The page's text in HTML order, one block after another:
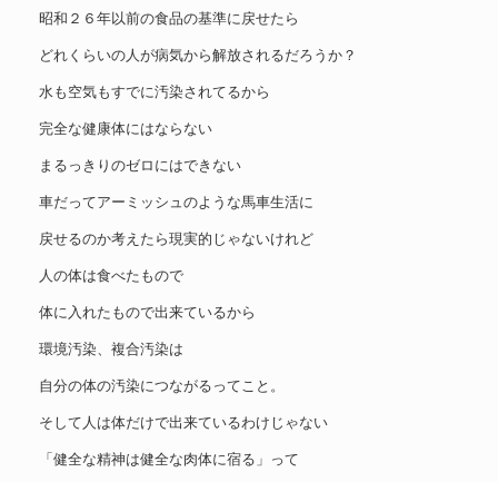
昭和２６年以前の食品の基準に戻せたら
どれくらいの人が病気から解放されるだろうか？
水も空気もすでに汚染されてるから
完全な健康体にはならない
まるっきりのゼロにはできない
車だってアーミッシュのような馬車生活に
戻せるのか考えたら現実的じゃないけれど
人の体は食べたもので
体に入れたもので出来ているから
環境汚染、複合汚染は
自分の体の汚染につながるってこと。
そして人は体だけで出来ているわけじゃない
「健全な精神は健全な肉体に宿る」って